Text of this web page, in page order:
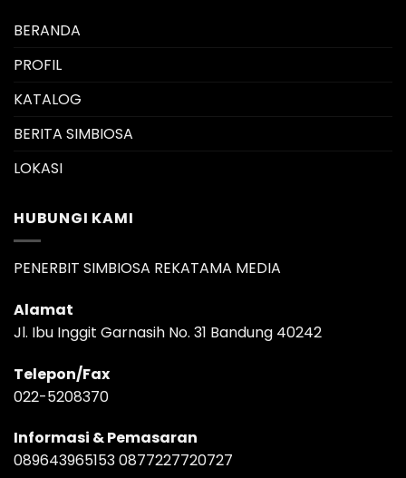
BERANDA
PROFIL
KATALOG
BERITA SIMBIOSA
LOKASI
HUBUNGI KAMI
PENERBIT SIMBIOSA REKATAMA MEDIA
Alamat
Jl. Ibu Inggit Garnasih No. 31 Bandung 40242
Telepon/Fax
022-5208370
Informasi & Pemasaran
089643965153 0877227720727